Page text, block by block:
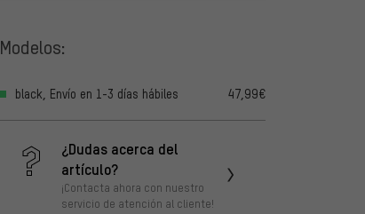
Modelos:
black, Envío en 1-3 días hábiles 47,99€
¿Dudas acerca del
artículo?
¡Contacta ahora con nuestro
servicio de atención al cliente!